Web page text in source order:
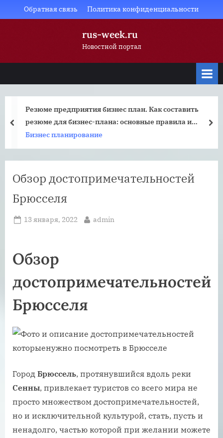
to
Обратная связь Политика конфиденциальности
rus-week.ru
Новостной портал
Резюме предприятия бизнес план. Как составить
резюме для бизнес-плана: основные правила и
рекомендации
Бизнес планирование
prev
Обзор достопримечательностей
Брюсселя
Posted
13 января, 2022 By
admin
Обзор
достопримечательностей
Брюсселя
Город Брюссель, протянувшийся вдоль реки
Сенны, привлекает туристов со всего мира не
просто множеством достопримечательностей,
но и исключительной культурой, стать, пусть и
ненадолго, частью которой при желании можете